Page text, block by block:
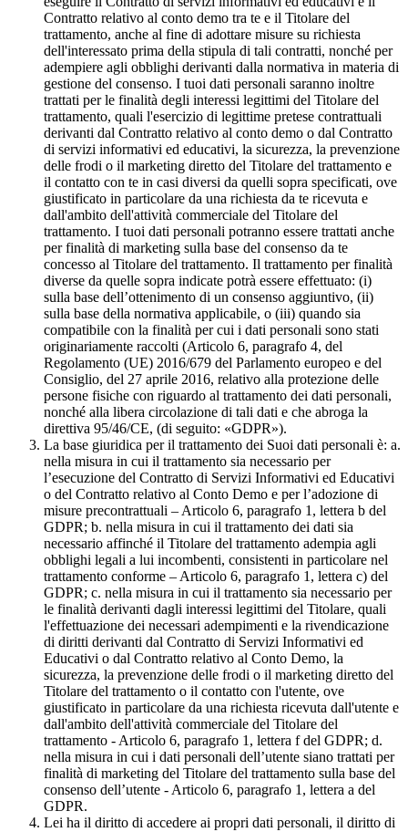
Contratto relativo al conto demo tra te e il Titolare del
trattamento, anche al fine di adottare misure su richiesta
dell'interessato prima della stipula di tali contratti, nonché per
adempiere agli obblighi derivanti dalla normativa in materia di
gestione del consenso. I tuoi dati personali saranno inoltre
trattati per le finalità degli interessi legittimi del Titolare del
trattamento, quali l'esercizio di legittime pretese contrattuali
derivanti dal Contratto relativo al conto demo o dal Contratto
di servizi informativi ed educativi, la sicurezza, la prevenzione
delle frodi o il marketing diretto del Titolare del trattamento e
il contatto con te in casi diversi da quelli sopra specificati, ove
giustificato in particolare da una richiesta da te ricevuta e
dall'ambito dell'attività commerciale del Titolare del
trattamento. I tuoi dati personali potranno essere trattati anche
per finalità di marketing sulla base del consenso da te
concesso al Titolare del trattamento. Il trattamento per finalità
diverse da quelle sopra indicate potrà essere effettuato: (i)
sulla base dell’ottenimento di un consenso aggiuntivo, (ii)
sulla base della normativa applicabile, o (iii) quando sia
compatibile con la finalità per cui i dati personali sono stati
originariamente raccolti (Articolo 6, paragrafo 4, del
Regolamento (UE) 2016/679 del Parlamento europeo e del
Consiglio, del 27 aprile 2016, relativo alla protezione delle
persone fisiche con riguardo al trattamento dei dati personali,
nonché alla libera circolazione di tali dati e che abroga la
direttiva 95/46/CE, (di seguito: «GDPR»).
La base giuridica per il trattamento dei Suoi dati personali è: a.
nella misura in cui il trattamento sia necessario per
l’esecuzione del Contratto di Servizi Informativi ed Educativi
o del Contratto relativo al Conto Demo e per l’adozione di
misure precontrattuali – Articolo 6, paragrafo 1, lettera b del
GDPR; b. nella misura in cui il trattamento dei dati sia
necessario affinché il Titolare del trattamento adempia agli
obblighi legali a lui incombenti, consistenti in particolare nel
trattamento conforme – Articolo 6, paragrafo 1, lettera c) del
GDPR; c. nella misura in cui il trattamento sia necessario per
le finalità derivanti dagli interessi legittimi del Titolare, quali
l'effettuazione dei necessari adempimenti e la rivendicazione
di diritti derivanti dal Contratto di Servizi Informativi ed
Educativi o dal Contratto relativo al Conto Demo, la
sicurezza, la prevenzione delle frodi o il marketing diretto del
Titolare del trattamento o il contatto con l'utente, ove
giustificato in particolare da una richiesta ricevuta dall'utente e
dall'ambito dell'attività commerciale del Titolare del
trattamento - Articolo 6, paragrafo 1, lettera f del GDPR; d.
nella misura in cui i dati personali dell’utente siano trattati per
finalità di marketing del Titolare del trattamento sulla base del
consenso dell’utente - Articolo 6, paragrafo 1, lettera a del
GDPR.
Lei ha il diritto di accedere ai propri dati personali, il diritto di